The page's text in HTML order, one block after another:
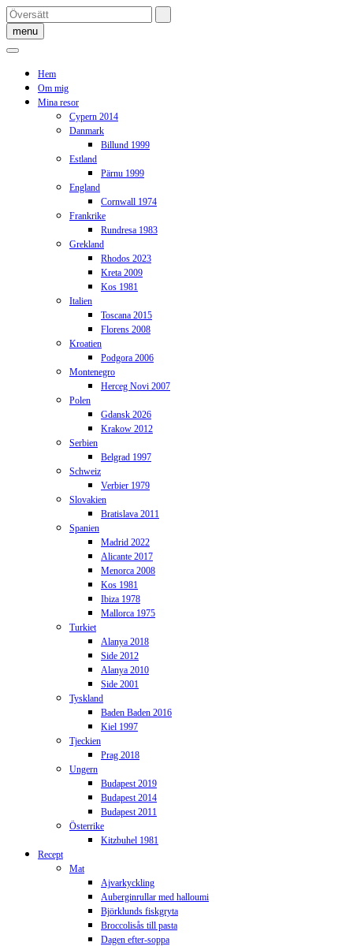
Skip
to
content
menu
Hem
Om mig
Mina resor
Cypern 2014
Danmark
Billund 1999
Estland
Pärnu 1999
England
Cornwall 1974
Frankrike
Rundresa 1983
Grekland
Rhodos 2023
Kreta 2009
Kos 1981
Italien
Toscana 2015
Florens 2008
Kroatien
Podgora 2006
Montenegro
Herceg Novi 2007
Polen
Gdansk 2026
Krakow 2012
Serbien
Belgrad 1997
Schweiz
Verbier 1979
Slovakien
Bratislava 2011
Spanien
Madrid 2022
Alicante 2017
Menorca 2008
Kos 1981
Ibiza 1978
Mallorca 1975
Turkiet
Alanya 2018
Side 2012
Alanya 2010
Side 2001
Tyskland
Baden Baden 2016
Kiel 1997
Tjeckien
Prag 2018
Ungern
Budapest 2019
Budapest 2014
Budapest 2011
Österrike
Kitzbuhel 1981
Recept
Mat
Ajvarkyckling
Auberginrullar med halloumi
Björklunds fiskgryta
Broccolisås till pasta
Dagen efter-soppa